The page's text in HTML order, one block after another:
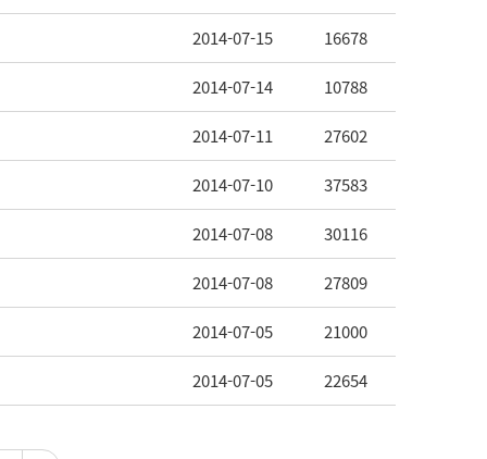
2014-07-15 16678
2014-07-14 10788
2014-07-11 27602
2014-07-10 37583
2014-07-08 30116
2014-07-08 27809
2014-07-05 21000
2014-07-05 22654